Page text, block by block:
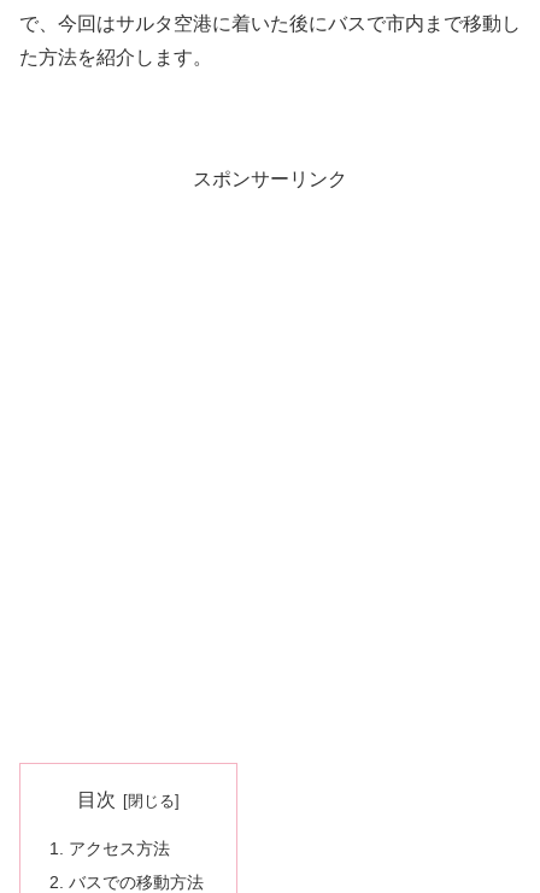
で、今回はサルタ空港に着いた後にバスで市内まで移動し
た方法を紹介します。
スポンサーリンク
目次
アクセス方法
バスでの移動方法